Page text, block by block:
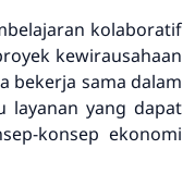
kolaboratif
kewirausahaan
bekerja sama dalam
yang dapat
konsep ekonomi